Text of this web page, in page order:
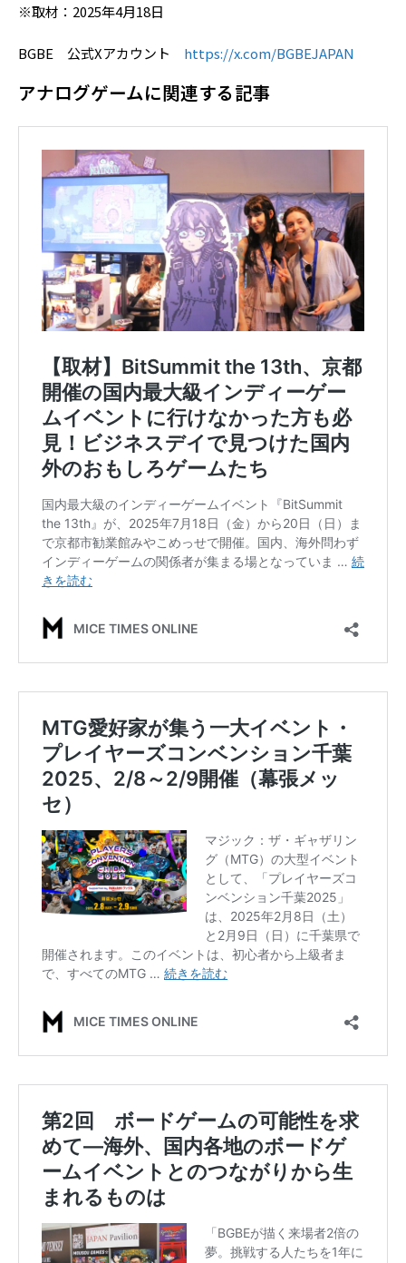
※取材：2025年4月18日
BGBE 公式Xアカウント https://x.com/BGBEJAPAN
アナログゲームに関連する記事